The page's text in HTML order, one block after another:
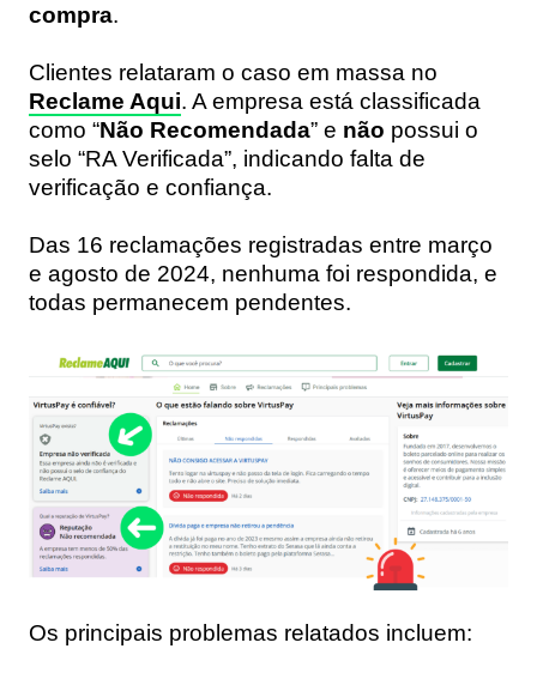
compra.
Clientes relataram o caso em massa no
Reclame Aqui. A empresa está classificada
como “Não Recomendada” e não possui o
selo “RA Verificada”, indicando falta de
verificação e confiança.
Das 16 reclamações registradas entre março
e agosto de 2024, nenhuma foi respondida, e
todas permanecem pendentes.
Os principais problemas relatados incluem: